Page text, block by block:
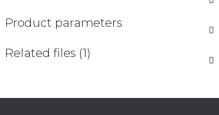
Product parameters
Related files (1)